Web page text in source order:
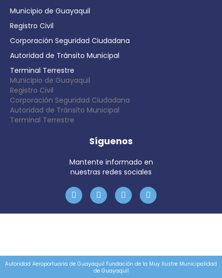
Municipio de Guayaquil
Registro Civil
Corporación Seguridad Ciudadana
Autoridad de Tránsito Municipal
Terminal Terrestre
Municipio de Guayaquil
Registro Civil
Corporación Seguridad Ciudadana
Autoridad de Tránsito Municipal
Terminal Terrestre
Síguenos
Mantente informado en
nuestras redes sociales
Autoridad Aeroportuaria de Guayaquil Fundación de la Muy Ilustre Municipalidad
de Guayaquil